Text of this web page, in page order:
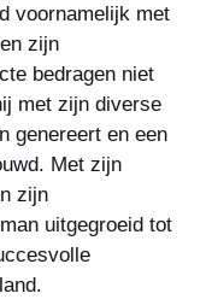
voornamelijk met
zijn
bedragen niet
met zijn diverse
genereert en een
Met zijn
zijn
uitgegroeid tot